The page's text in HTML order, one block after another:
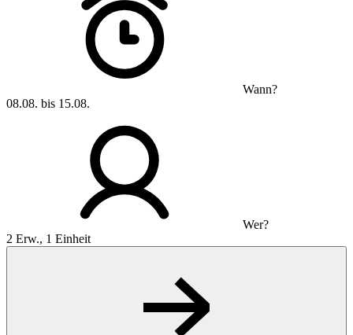
Wann?
08.08. bis 15.08.
Wer?
2 Erw., 1 Einheit